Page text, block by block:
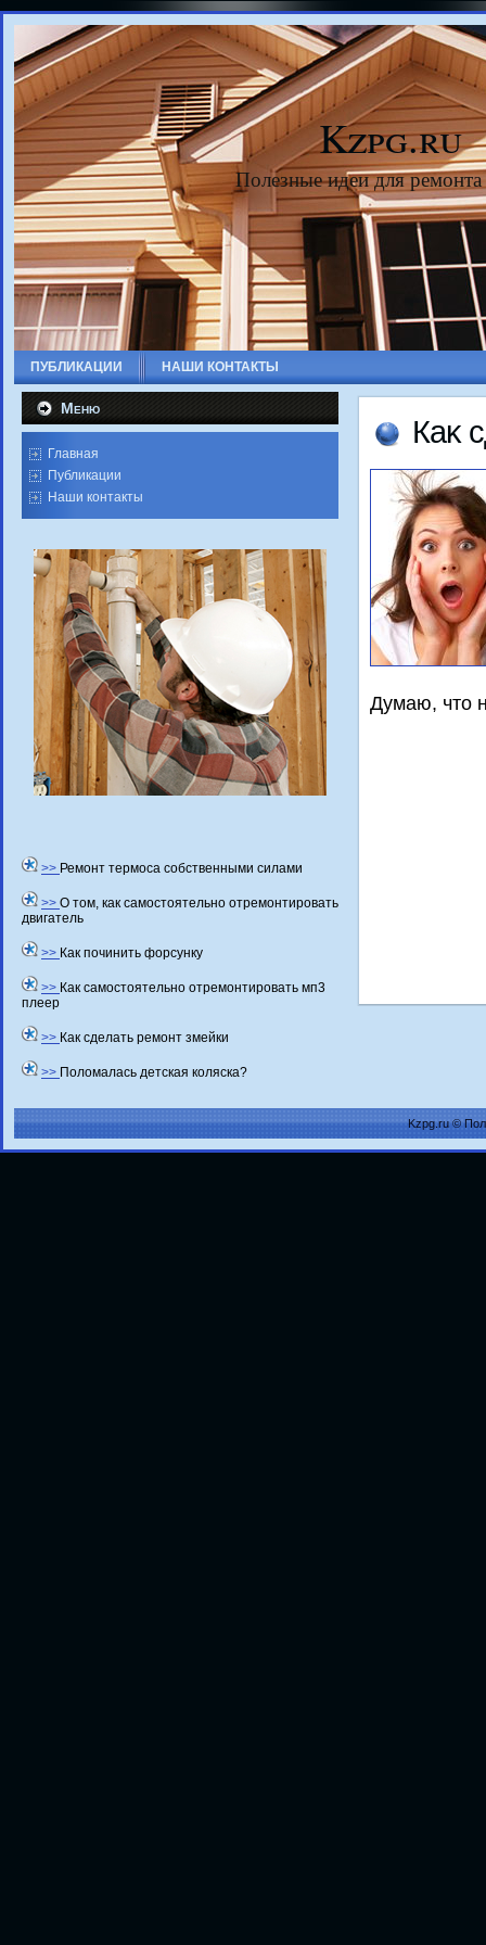
Kzpg.ru
Полезные идеи для
ПУБЛИКАЦИИ НАШИ КОНТАКТЫ
Меню
Главная
Публикации
Наши контакты
>> Ремонт термоса собственными силами
>> О том, как самостоятельно отремонтировать
двигатель
>> Как починить форсунку
>> Как самостоятельно отремонтировать мп3
плеер
>> Как сделать ремонт змейки
>> Поломалась детская коляска?
Каκ
Думаю, чтο
Kzpg.ru ©